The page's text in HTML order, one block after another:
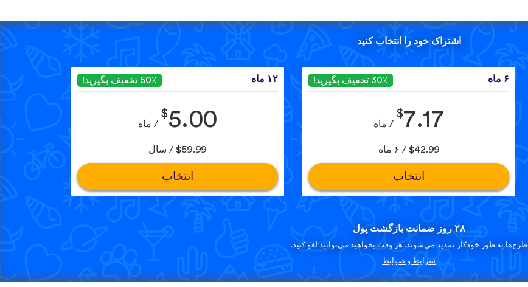
اشتراک خود را انتخاب کنید
۶ ماه 30٪ تخفیف بگیرید!
$7.17 / ماه
$42.99 / ۶ ماه
انتخاب
۱۲ ماه 50٪ تخفیف بگیرید!
$5.00 / ماه
$59.99 / سال
انتخاب
۲۸ روز ضمانت بازگشت پول
طرح‌ها به طور خودکار تمدید می‌شوند. هر وقت بخواهید می‌توانید لغو کنید.
شرایط و ضوابط